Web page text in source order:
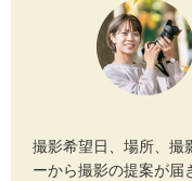
撮影希望日、場所、撮
ーから撮影の提案が届